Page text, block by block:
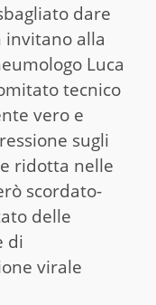
dare
invitano alla
Luca
tecnico
vero e
sugli
ridotta nelle
scordato-
delle
di
virale